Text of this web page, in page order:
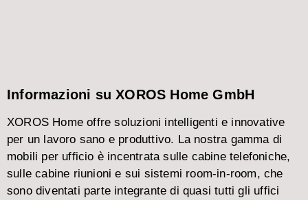
Informazioni su XOROS Home GmbH
XOROS Home offre soluzioni intelligenti e innovative
per un lavoro sano e produttivo. La nostra gamma di
mobili per ufficio è incentrata sulle cabine telefoniche,
sulle cabine riunioni e sui sistemi room-in-room, che
sono diventati parte integrante di quasi tutti gli uffici